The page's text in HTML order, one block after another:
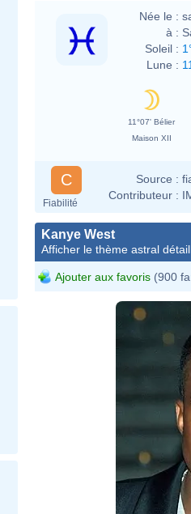
Née le :
à :
Soleil :
Lune :
11°07' Bélier
Maison XII
C
Fiabilité
Source :
Contributeur :
Kanye West
Afficher le thème astral
Ajouter aux favoris (900